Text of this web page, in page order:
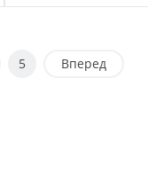
5 Вперед